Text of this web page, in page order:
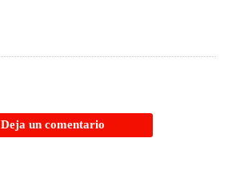
Deja un comentario